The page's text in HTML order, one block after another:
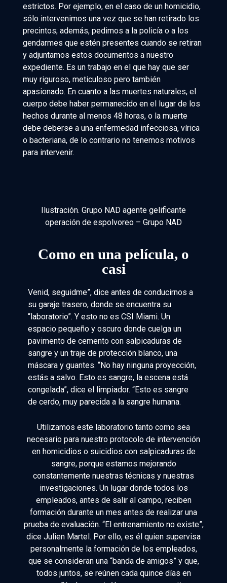
estrictos. Por ejemplo, en el caso de un homicidio,
sólo intervenimos una vez que se han retirado los
precintos; además, pedimos a la policía o a los
gendarmes que estén presentes cuando se retiran
y adjuntamos estos documentos a nuestro
expediente. Es un trabajo en el que hay que ser
muy riguroso, meticuloso pero también
apasionado. En cuanto a las muertes naturales, el
cuerpo debe haber permanecido en el lugar de los
hechos durante al menos 48 horas, o la muerte
debe deberse a una enfermedad infecciosa, vírica
o bacteriana, de lo contrario no tenemos motivos
para intervenir.
Ilustración. Grupo NAD agente gelificante
operación de espolvoreo – Grupo NAD
Como en una película, o
casi
Venid, seguidme”, dice antes de conducirnos a
su garaje trasero, donde se encuentra su
“laboratorio”. Y esto no es CSI Miami. Un
espacio pequeño y oscuro donde cuelga un
pavimento de cemento con salpicaduras de
sangre y un traje de protección blanco, una
máscara y guantes. “No hay ninguna proyección,
estás a salvo. Esto es sangre, la escena está
congelada”, dice el limpiador. “Esto es sangre
de cerdo, muy parecida a la sangre humana.
Utilizamos este laboratorio tanto como sea
necesario para nuestro protocolo de intervención
en homicidios o suicidios con salpicaduras de
sangre, porque estamos mejorando
constantemente nuestras técnicas y nuestras
investigaciones. Un lugar donde todos los
empleados, antes de salir al campo, reciben
formación durante un mes antes de realizar una
prueba de evaluación. “El entrenamiento no existe”,
dice Julien Martel. Por ello, es él quien supervisa
personalmente la formación de los empleados,
que se consideran una “banda de amigos” y que,
todos juntos, se reúnen cada quince días en